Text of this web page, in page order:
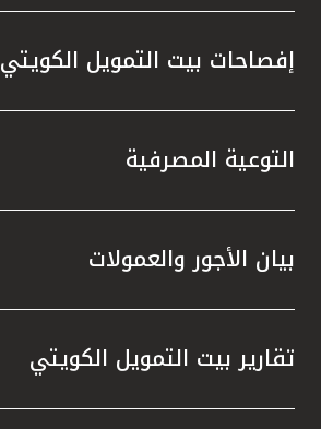
إفصاحات بيت التمويل الكويتي
التوعية المصرفية
بيان الأجور والعمولات
تقارير بيت التمويل الكويتي